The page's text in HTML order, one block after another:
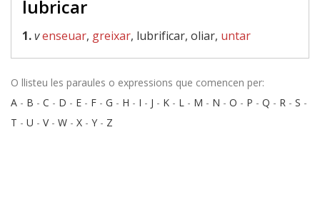
lubricar
1.venseuar, greixar, lubrificar, oliar, untar
O llisteu les paraules o expressions que comencen per:
A - B - C - D - E - F - G - H - I - J - K - L - M - N - O - P - Q - R - S -
T - U - V- W - X - Y - Z